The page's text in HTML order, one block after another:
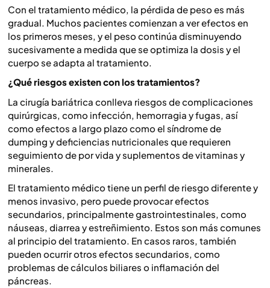
Con el tratamiento médico, la pérdida de peso es más
gradual. Muchos pacientes comienzan a ver efectos en
los primeros meses, y el peso continúa disminuyendo
sucesivamente a medida que se optimiza la dosis y el
cuerpo se adapta al tratamiento.
¿Qué riesgos existen con los tratamientos?
La cirugía bariátrica conlleva riesgos de complicaciones
quirúrgicas, como infección, hemorragia y fugas, así
como efectos a largo plazo como el síndrome de
dumping y deficiencias nutricionales que requieren
seguimiento de por vida y suplementos de vitaminas y
minerales.
El tratamiento médico tiene un perfil de riesgo diferente y
menos invasivo, pero puede provocar efectos
secundarios, principalmente gastrointestinales, como
náuseas, diarrea y estreñimiento. Estos son más comunes
al principio del tratamiento. En casos raros, también
pueden ocurrir otros efectos secundarios, como
problemas de cálculos biliares o inflamación del
páncreas.